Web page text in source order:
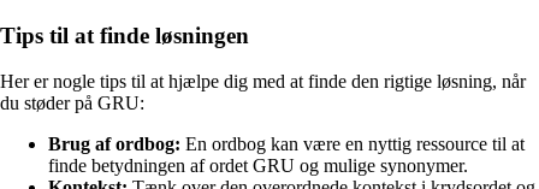
Tips til at finde løsningen
Her er nogle tips til at hjælpe dig med at finde den rigtige løsning, når
du støder på GRU:
Brug af ordbog: En ordbog kan være en nyttig ressource til at
finde betydningen af ordet GRU og mulige synonymer.